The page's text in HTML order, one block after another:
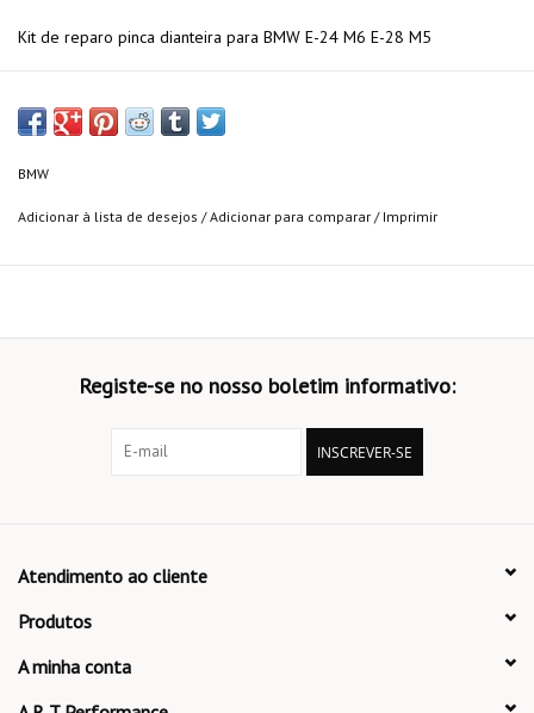
Kit de reparo pinca dianteira para BMW E-24 M6 E-28 M5
BMW
Adicionar à lista de desejos /Adicionar para comparar / Imprimir
Registe-se no nosso boletim informativo:
INSCREVER-SE
Atendimento ao cliente
Produtos
A minha conta